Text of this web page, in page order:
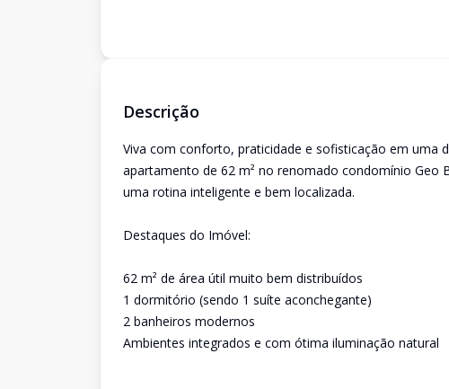
Descrição
Viva com conforto, praticidade e sofisticação em uma
apartamento de 62 m² no renomado condomínio Geo
uma rotina inteligente e bem localizada.
Destaques do Imóvel:
62 m² de área útil muito bem distribuídos
1 dormitório (sendo 1 suíte aconchegante)
2 banheiros modernos
Ambientes integrados e com ótima iluminação natural